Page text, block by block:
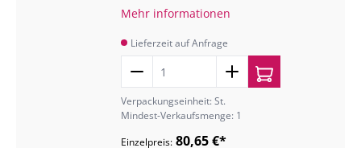
Mehr informationen
Lieferzeit auf Anfrage
Verpackungseinheit: St.
Mindest-Verkaufsmenge: 1
Einzelpreis: 80,65 €*